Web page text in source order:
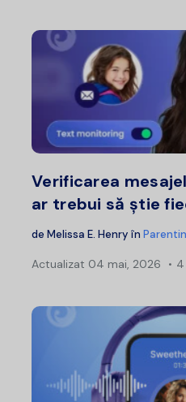
Verificarea
ar trebui să știe
de Melissa E. Henry în
Actualizat 04 mai, 2026